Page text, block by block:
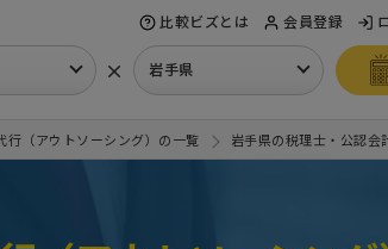
比較ビズとは 会員登録
× 岩手県
行（アウトソーシング）の一覧 岩手県の税理士・公認会